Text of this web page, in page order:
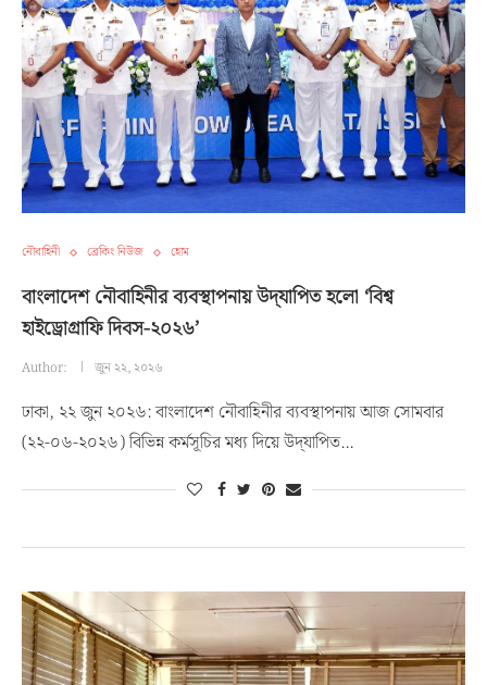
নৌবাহিনী ব্রেকিং নিউজ হোম
বাংলাদেশ নৌবাহিনীর ব্যবস্থাপনায় উদ্‌যাপিত হলো ‘বিশ্ব
হাইড্রোগ্রাফি দিবস-২০২৬’
Author: জুন ২২, ২০২৬
ঢাকা, ২২ জুন ২০২৬: বাংলাদেশ নৌবাহিনীর ব্যবস্থাপনায় আজ সোমবার
(২২-০৬-২০২৬) বিভিন্ন কর্মসূচির মধ্য দিয়ে উদ্‌যাপিত…